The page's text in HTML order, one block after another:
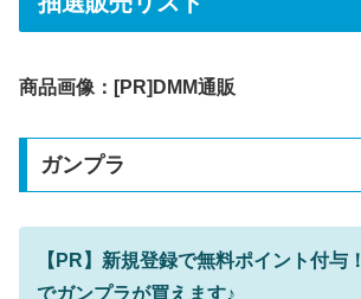
商品画像：[PR]DMM通販
ガンプラ
【PR】新規登録で無料ポイント付与！
でガンプラが買えます♪